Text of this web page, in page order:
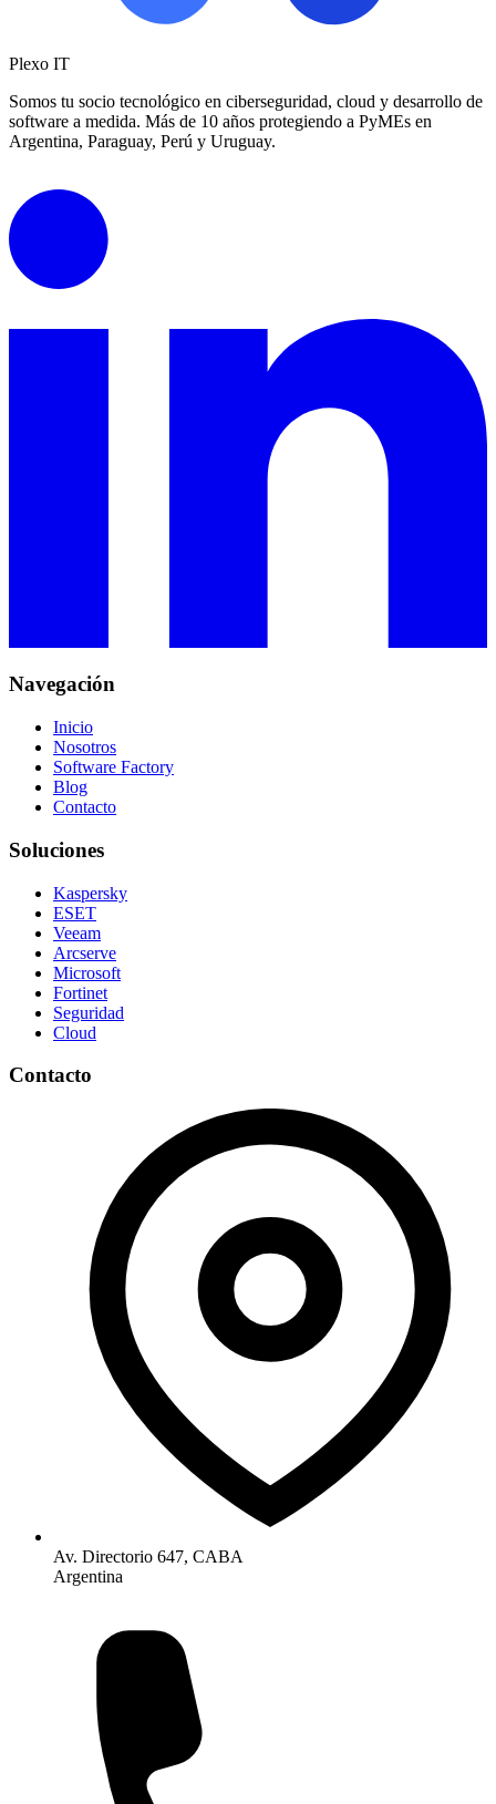
Plexo IT
Somos tu socio tecnológico en ciberseguridad, cloud y desarrollo de
software a medida. Más de 10 años protegiendo a PyMEs en
Argentina, Paraguay, Perú y Uruguay.
Navegación
Inicio
Nosotros
Software Factory
Blog
Contacto
Soluciones
Kaspersky
ESET
Veeam
Arcserve
Microsoft
Fortinet
Seguridad
Cloud
Contacto
Av. Directorio 647, CABA
Argentina